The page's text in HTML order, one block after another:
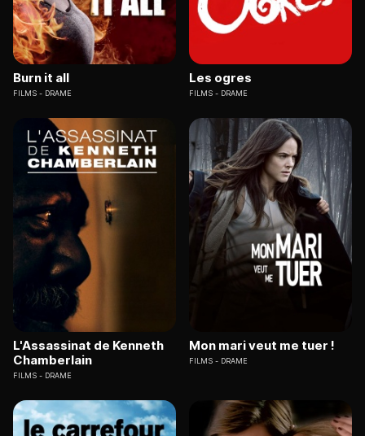
Burn it all
FILMS DRAME
Les ogres
FILMS DRAME
L'Assassinat de Kenneth
Chamberlain
FILMS DRAME
Mon mari veut me tuer !
FILMS DRAME